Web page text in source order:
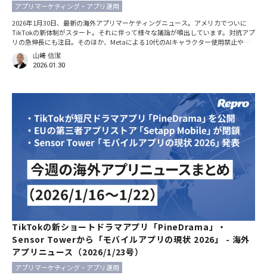
アプリマーケティング・アプリ運用
2026年1月30日、最新の海外アプリマーケティングニュース。アメリカでついに
TikTokの新体制がスタート。それに伴って様々な議論が噴出しています。対抗アプ
リの急伸長にも注目。そのほか、Metaによる10代のAIキャラクター使用禁止や
「Apple Ads」の新広告枠についても紹介します。 ※本記事における日時の記載
は、特別な断りがない限りすべて現地時間です。 アメリカのTikTok運営が新体制
へ。プライバシー懸念と大規模障害 2026年1月23日、TikTok USDS Joint Venture
山﨑 信潔
2026.01.30
TikTokの新ショートドラマアプリ「PineDrama」・
Sensor Towerから「モバイルアプリの現状 2026」 - 海外
アプリニュース（2026/1/23号）
アプリマーケティング・アプリ運用